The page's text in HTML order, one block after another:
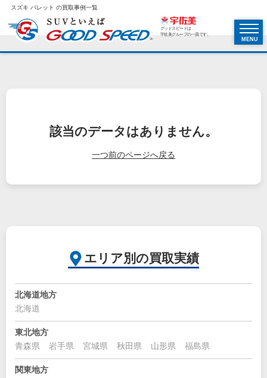
スズキ パレット の買取事例一覧
グッドスピードは
宇佐美グループの一員です。
MENU
該当のデータはありません。
一つ前のページへ戻る
エリア別の買取実績
北海道地方
北海道
東北地方
青森県
岩手県 宮城県 秋田県 山形県 福島県
関東地方